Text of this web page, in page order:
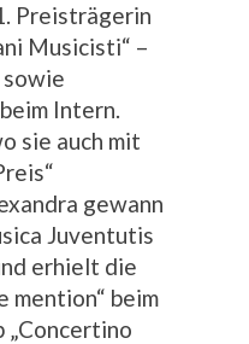
Preisträgerin
Musicisti“ –
Intern.
sie auch mit
gewann
Juventutis
erhielt die
mention“ beim